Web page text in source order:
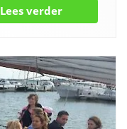
Lees verder